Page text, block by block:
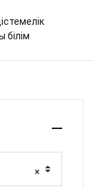
білім
×